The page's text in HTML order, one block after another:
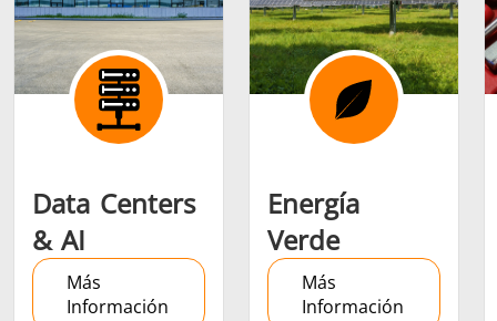
Aeroespacial Automotriz
Cable
Energía verde
Herramientas
metálicas
HVAC
Data Centers
& AI
Más
Información
Energía
Verde
Más
Información